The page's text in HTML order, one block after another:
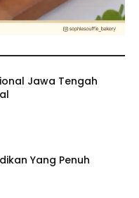
Jawa Tengah
Yang Penuh